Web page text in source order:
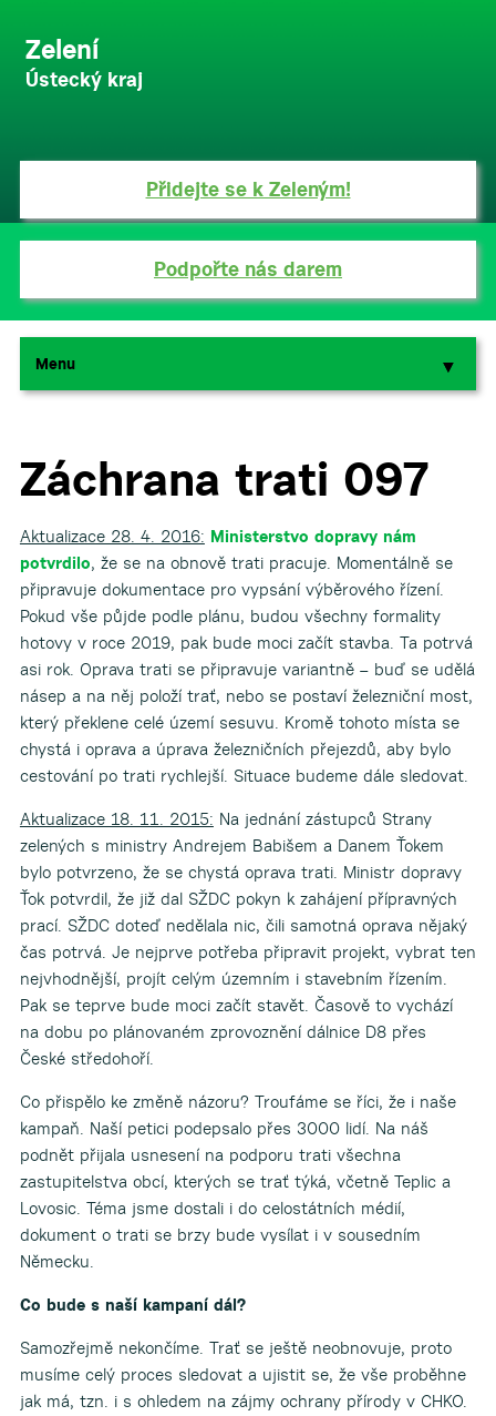
Zelení
Ústecký kraj
Přidejte se k Zeleným!
Podpořte nás darem
Menu ▼
▼
Záchrana trati 097
Aktualizace 28. 4. 2016: Ministerstvo dopravy nám
potvrdilo, že se na obnově trati pracuje. Momentálně se
připravuje dokumentace pro vypsání výběrového řízení.
Pokud vše půjde podle plánu, budou všechny formality
hotovy v roce 2019, pak bude moci začít stavba. Ta potrvá
asi rok. Oprava trati se připravuje variantně – buď se udělá
násep a na něj položí trať, nebo se postaví železniční most,
který překlene celé území sesuvu. Kromě tohoto místa se
chystá i oprava a úprava železničních přejezdů, aby bylo
cestování po trati rychlejší. Situace budeme dále sledovat.
Aktualizace 18. 11. 2015: Na jednání zástupců Strany
zelených s ministry Andrejem Babišem a Danem Ťokem
bylo potvrzeno, že se chystá oprava trati. Ministr dopravy
Ťok potvrdil, že již dal SŽDC pokyn k zahájení přípravných
prací. SŽDC doteď nedělala nic, čili samotná oprava nějaký
čas potrvá. Je nejprve potřeba připravit projekt, vybrat ten
nejvhodnější, projít celým územním i stavebním řízením.
Pak se teprve bude moci začít stavět. Časově to vychází
na dobu po plánovaném zprovoznění dálnice D8 přes
České středohoří.
Co přispělo ke změně názoru? Troufáme se říci, že i naše
kampaň. Naší petici podepsalo přes 3000 lidí. Na náš
podnět přijala usnesení na podporu trati všechna
zastupitelstva obcí, kterých se trať týká, včetně Teplic a
Lovosic. Téma jsme dostali i do celostátních médií,
dokument o trati se brzy bude vysílat i v sousedním
Německu.
Co bude s naší kampaní dál?
Samozřejmě nekončíme. Trať se ještě neobnovuje, proto
musíme celý proces sledovat a ujistit se, že vše proběhne
jak má, tzn. i s ohledem na zájmy ochrany přírody v CHKO.